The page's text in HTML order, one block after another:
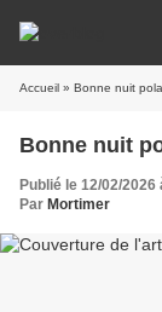
Accueil » Bonne nuit
Bonne nuit
Publié le 12/02/2026
Par Mortimer